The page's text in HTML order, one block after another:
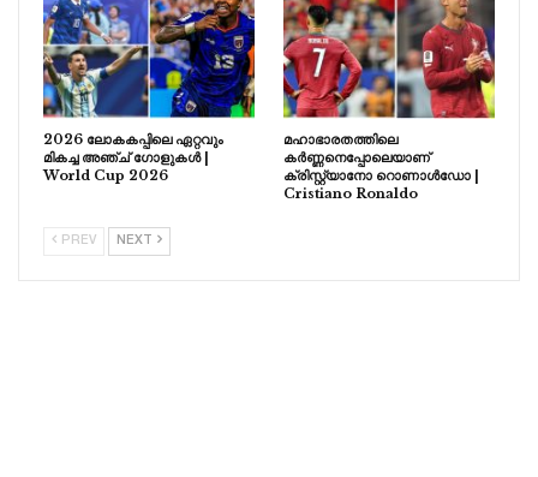
2026 ലോകകപ്പിലെ ഏറ്റവും
മികച്ച അഞ്ച് ഗോളുകൾ |
World Cup 2026
മഹാഭാരതത്തിലെ
കർണ്ണനെപ്പോലെയാണ്
ക്രിസ്റ്റ്യാനോ റൊണാൾഡോ |
Cristiano Ronaldo
PREV NEXT